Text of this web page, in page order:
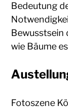
Bedeutung
Bewusstsein
wie Bäume
Fotoszene